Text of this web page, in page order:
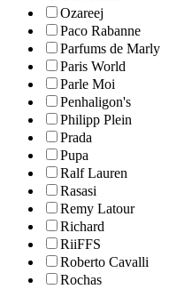
Ozareej
Paco Rabanne
Parfums de Marly
Paris World
Parle Moi
Penhaligon's
Philipp Plein
Prada
Pupa
Ralf Lauren
Rasasi
Remy Latour
Richard
RiiFFS
Roberto Cavalli
Rochas